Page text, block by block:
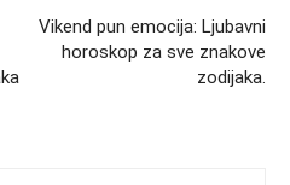
Vikend pun emocija: Ljubavni
horoskop za sve znakove
zodijaka.